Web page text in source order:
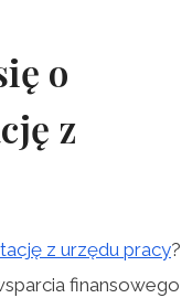
o
z
z urzędu pracy?
finansowego